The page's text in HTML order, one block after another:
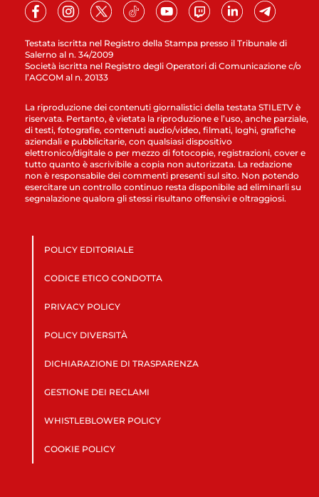
Testata iscritta nel Registro della Stampa presso il Tribunale di
Salerno al n. 34/2009
Società iscritta nel Registro degli Operatori di Comunicazione c/o
l’AGCOM al n. 20133
La riproduzione dei contenuti giornalistici della testata STILETV è
riservata. Pertanto, è vietata la riproduzione e l’uso, anche parziale,
di testi, fotografie, contenuti audio/video, filmati, loghi, grafiche
aziendali e pubblicitarie, con qualsiasi dispositivo
elettronico/digitale o per mezzo di fotocopie, registrazioni, cover e
tutto quanto è ascrivibile a copia non autorizzata. La redazione
non è responsabile dei commenti presenti sul sito. Non potendo
esercitare un controllo continuo resta disponibile ad eliminarli su
segnalazione qualora gli stessi risultano offensivi e oltraggiosi.
POLICY EDITORIALE
CODICE ETICO CONDOTTA
PRIVACY POLICY
POLICY DIVERSITÀ
DICHIARAZIONE DI TRASPARENZA
GESTIONE DEI RECLAMI
WHISTLEBLOWER POLICY
COOKIE POLICY